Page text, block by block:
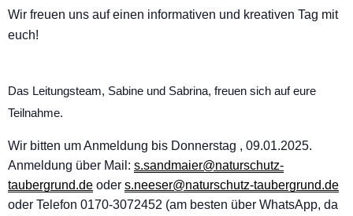
Wir freuen uns auf einen informativen und kreativen Tag mit
euch!
Das Leitungsteam, Sabine und Sabrina, freuen sich auf eure
Teilnahme.
Wir bitten um Anmeldung bis Donnerstag , 09.01.2025.
Anmeldung über Mail: s.sandmaier@naturschutz-
taubergrund.de oder s.neeser@naturschutz-taubergrund.de
oder Telefon 0170-3072452 (am besten über WhatsApp, da